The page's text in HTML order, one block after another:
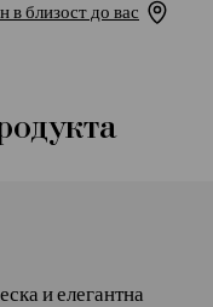
в близост до вас
и елегантна